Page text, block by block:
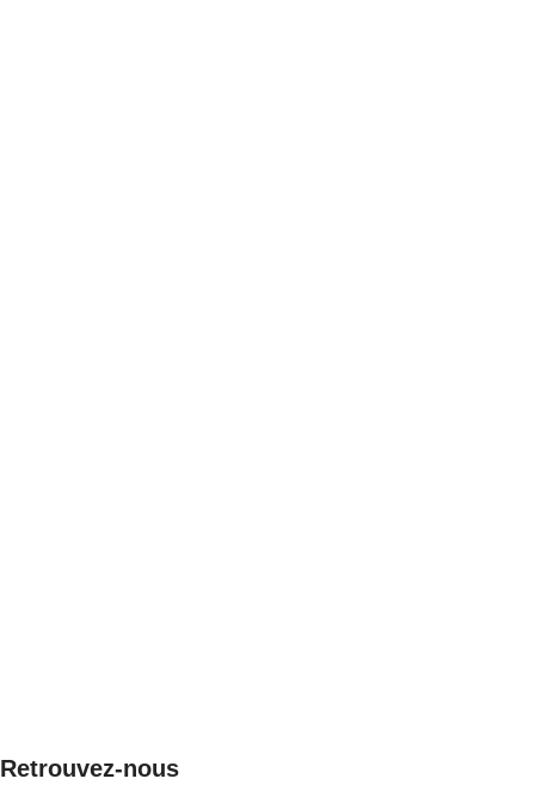
Retrouvez-nous